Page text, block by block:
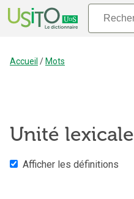
Accueil / Mots
Unité lexicale
Afficher les définitions